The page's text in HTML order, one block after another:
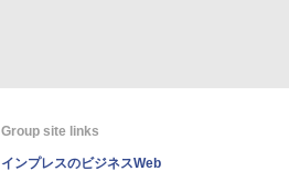
Group site links
インプレスのビジネスWeb